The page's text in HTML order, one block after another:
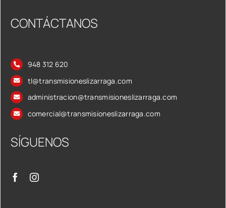
CONTÁCTANOS
948 312 620
tl@transmisioneslizarraga.com
administracion@transmisioneslizarraga.com
comercial@transmisioneslizarraga.com
SÍGUENOS